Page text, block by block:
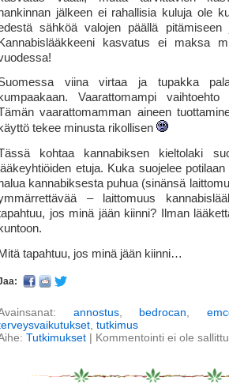
hankinnan jälkeen ei rahallisia kuluja ole
sähköä valojen päällä
Kannabislääkkeeni kasvatus ei maksa
viina virtaa ja tupakka
kumpaakaan. Vaarattomampi
vaarattomamman aineen
käyttö tekee minusta rikollisen
kohtaa kannabiksen kieltolaki
lääkeyhtiöiden etuja. Kuka suojelee
halua kannabiksesta puhua (sinänsä
– laittomuus
jos minä jään kiinni? Ilman
kuntoon.
tapahtuu, jos minä jään kiinni…
annostus, bedrocan
tutkimus
Tutkimukset | Kommentointi ei ole sallittu